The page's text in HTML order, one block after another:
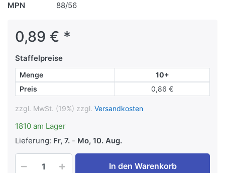
MPN
88/56
0,89 € *
Staffelpreise
Menge
10+
Preis
0,86 €
zzgl. MwSt. (19%) zzgl. Versandkosten
1810 am Lager
Lieferung: Fr, 7. - Mo, 10. Aug.
In den Warenkorb